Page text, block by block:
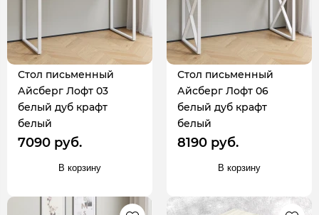
Стол письменный
Айсберг Лофт 03
белый дуб крафт
белый
7090 руб.
В корзину
Стол письменный
Айсберг Лофт 06
белый дуб крафт
белый
8190 руб.
В корзину